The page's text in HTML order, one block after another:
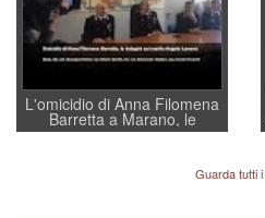
L'omicidio di Anna Filomena
Barretta a Marano, le
indagini dei carabinieri di
quelle di... Barbara D'UrsoGuarda tutti